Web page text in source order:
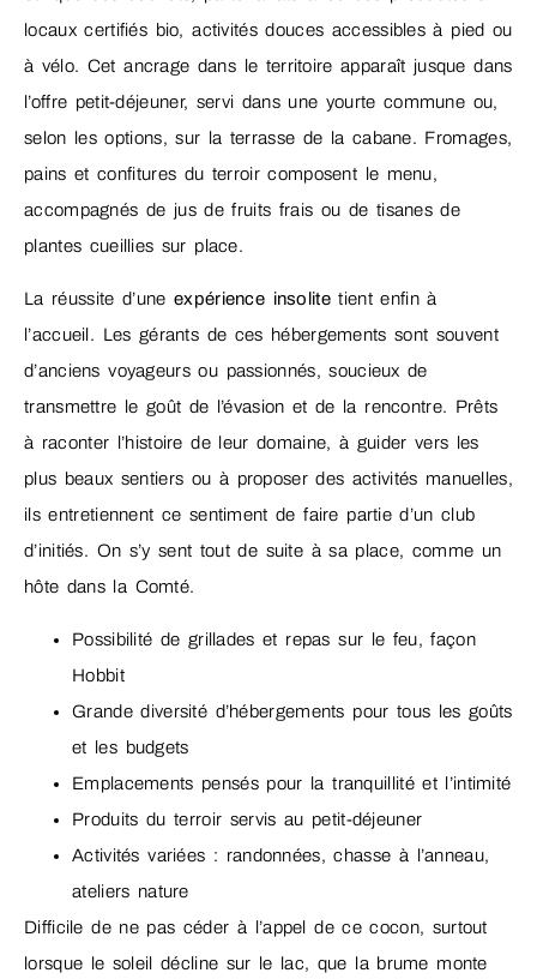
locaux certifiés bio, activités douces accessibles à pied ou
à vélo. Cet ancrage dans le territoire apparaît jusque dans
l’offre petit-déjeuner, servi dans une yourte commune ou,
selon les options, sur la terrasse de la cabane. Fromages,
pains et confitures du terroir composent le menu,
accompagnés de jus de fruits frais ou de tisanes de
plantes cueillies sur place.
La réussite d’une expérience insolitetient enfin à
l’accueil. Les gérants de ces hébergements sont souvent
d’anciens voyageurs ou passionnés, soucieux de
transmettre le goût de l’évasion et de la rencontre. Prêts
à raconter l’histoire de leur domaine, à guider vers les
plus beaux sentiers ou à proposer des activités manuelles,
ils entretiennent ce sentiment de faire partie d’un club
d’initiés. On s’y sent tout de suite à sa place, comme un
hôte dans la Comté.
Possibilité de grillades et repas sur le feu, façon
Hobbit
Grande diversité d’hébergements pour tous les goûts
et les budgets
Emplacements pensés pour la tranquillité et l’intimité
Produits du terroir servis au petit-déjeuner
Activités variées : randonnées, chasse à l’anneau,
ateliers nature
Difficile de ne pas céder à l’appel de ce cocon, surtout
lorsque le soleil décline sur le lac, que la brume monte